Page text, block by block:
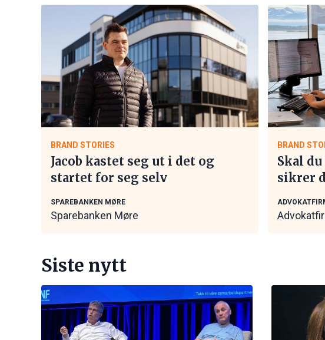
BRAND STORIES
Jacob kastet seg ut i det og
startet for seg selv
SPAREBANKEN MØRE
Sparebanken Møre
BRAND
Skal
sikrer
Siste nytt